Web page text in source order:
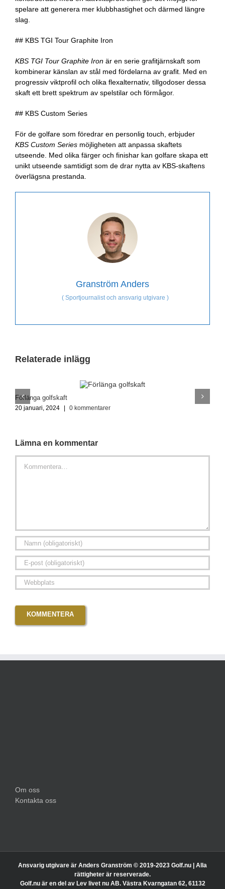
spelare att generera mer klubbhastighet och därmed längre
slag.
## KBS TGI Tour Graphite Iron
KBS TGI Tour Graphite Iron är en serie grafitjärnskaft som
kombinerar känslan av stål med fördelarna av grafit. Med en
progressiv viktprofil och olika flexalternativ, tillgodoser dessa
skaft ett brett spektrum av spelstilar och förmågor.
## KBS Custom Series
För de golfare som föredrar en personlig touch, erbjuder
KBS Custom Series möjligheten att anpassa skaftets
utseende. Med olika färger och finishar kan golfare skapa ett
unikt utseende samtidigt som de drar nytta av KBS-skaftens
överlägsna prestanda.
Granström Anders
(Sportjournalist och ansvarig utgivare )
Relaterade inlägg
Förlänga golfskaft
20 januari, 2024 | 0 kommentarer
Lämna en kommentar
Kommentar
Om oss
Kontakta oss
Ansvarig utgivare är Anders Granström © 2019-2023 Golf.nu | Alla
rättigheter är reserverade.
Golf.nu är en del av Lev livet nu AB. Västra Kvarngatan 62, 61132